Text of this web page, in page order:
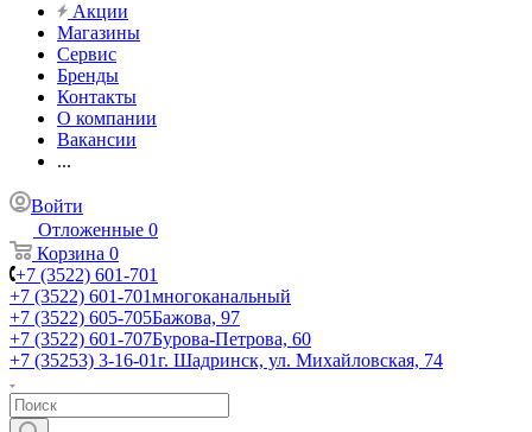
Акции
Магазины
Сервис
Бренды
Контакты
О компании
Вакансии
...
Войти
Отложенные 0
Корзина 0
+7 (3522) 601-701
+7 (3522) 601-701многоканальный
+7 (3522) 605-705Бажова, 97
+7 (3522) 601-707Бурова-Петрова, 60
+7 (35253) 3-16-01г. Шадринск, ул. Михайловская, 74